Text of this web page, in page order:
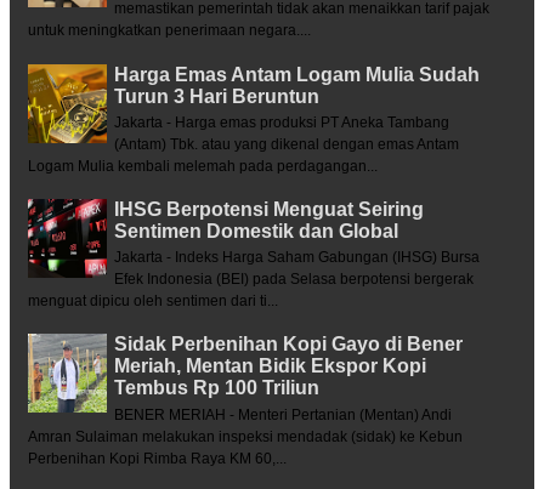
memastikan pemerintah tidak akan menaikkan tarif pajak
untuk meningkatkan penerimaan negara....
Harga Emas Antam Logam Mulia Sudah
Turun 3 Hari Beruntun
Jakarta - Harga emas produksi PT Aneka Tambang
(Antam) Tbk. atau yang dikenal dengan emas Antam
Logam Mulia kembali melemah pada perdagangan...
IHSG Berpotensi Menguat Seiring
Sentimen Domestik dan Global
Jakarta - Indeks Harga Saham Gabungan (IHSG) Bursa
Efek Indonesia (BEI) pada Selasa berpotensi bergerak
menguat dipicu oleh sentimen dari ti...
Sidak Perbenihan Kopi Gayo di Bener
Meriah, Mentan Bidik Ekspor Kopi
Tembus Rp 100 Triliun
BENER MERIAH - Menteri Pertanian (Mentan) Andi
Amran Sulaiman melakukan inspeksi mendadak (sidak) ke Kebun
Perbenihan Kopi Rimba Raya KM 60,...